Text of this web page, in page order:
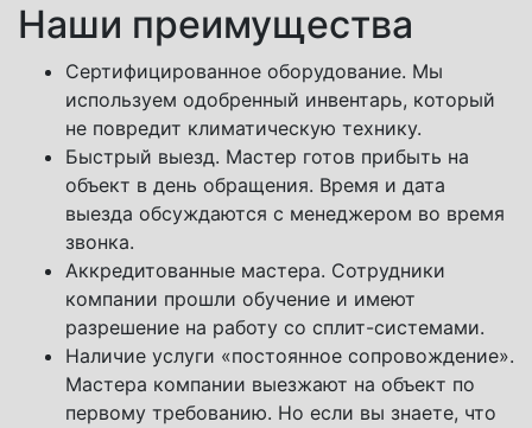
Наши преимущества
Сертифицированное оборудование. Мы
используем одобренный инвентарь, который
не повредит климатическую технику.
Быстрый выезд. Мастер готов прибыть на
объект в день обращения. Время и дата
выезда обсуждаются с менеджером во время
звонка.
Аккредитованные мастера. Сотрудники
компании прошли обучение и имеют
разрешение на работу со сплит-системами.
Наличие услуги «постоянное сопровождение».
Мастера компании выезжают на объект по
первому требованию. Но если вы знаете, что